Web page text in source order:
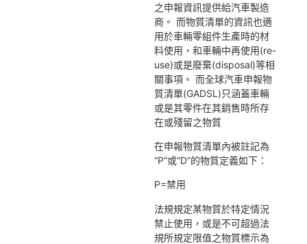
之申報資訊提供給汽車製造
商。 而物質清單的資訊也適
用於車輛零組件生產時的材
料使用，和車輛中再使用(re-
use)或是廢棄(disposal)等相
關事項。 而全球汽車申報物
質清單(GADSL)只涵蓋車輛
或是其零件在其銷售時所存
在或殘留之物質
在申報物質清單內被註記為
“P”或“D”的物質定義如下：
P=禁用
法規規定某物質於特定情況
禁止使用，或是不可超過法
規所規定限值之物質標示為